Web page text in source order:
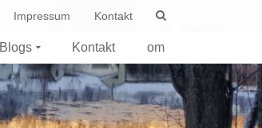
Impressum Kontakt
Blogs Kontakt om